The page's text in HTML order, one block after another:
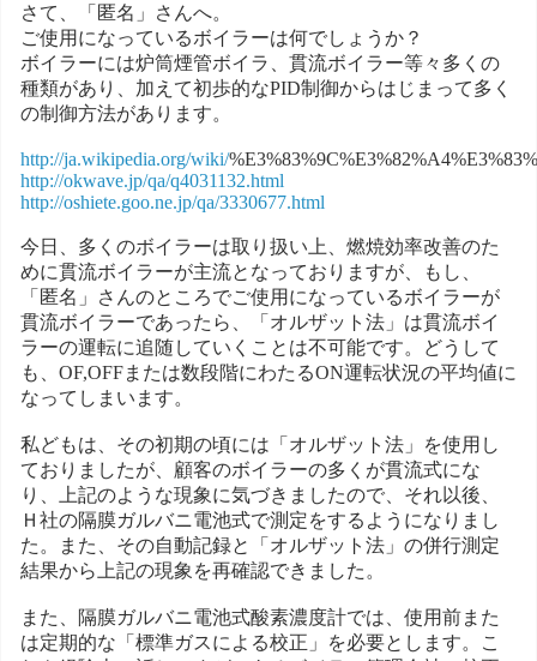
さて、「匿名」さんへ。
ご使用になっているボイラーは何でしょうか？
ボイラーには炉筒煙管ボイラ、貫流ボイラー等々多くの
種類があり、加えて初歩的なPID制御からはじまって多く
の制御方法があります。
http://ja.wikipedia.org/wiki/
http://okwave.jp/qa/q4031132.html
http://oshiete.goo.ne.jp/qa/3330677.html
今日、多くのボイラーは取り扱い上、燃焼効率改善のた
めに貫流ボイラーが主流となっておりますが、もし、
「匿名」さんのところでご使用になっているボイラーが
貫流ボイラーであったら、「オルザット法」は貫流ボイ
ラーの運転に追随していくことは不可能です。どうして
も、OF,OFFまたは数段階にわたるON運転状況の平均値に
なってしまいます。
私どもは、その初期の頃には「オルザット法」を使用し
ておりましたが、顧客のボイラーの多くが貫流式にな
り、上記のような現象に気づきましたので、それ以後、
Ｈ社の隔膜ガルバニ電池式で測定をするようになりまし
た。また、その自動記録と「オルザット法」の併行測定
結果から上記の現象を再確認できました。
また、隔膜ガルバニ電池式酸素濃度計では、使用前また
は定期的な「標準ガスによる校正」を必要とします。こ